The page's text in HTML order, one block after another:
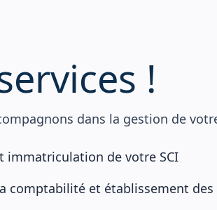
ervices !
dans la gestion de
immatriculation de votre SCI
comptabilité et établissement